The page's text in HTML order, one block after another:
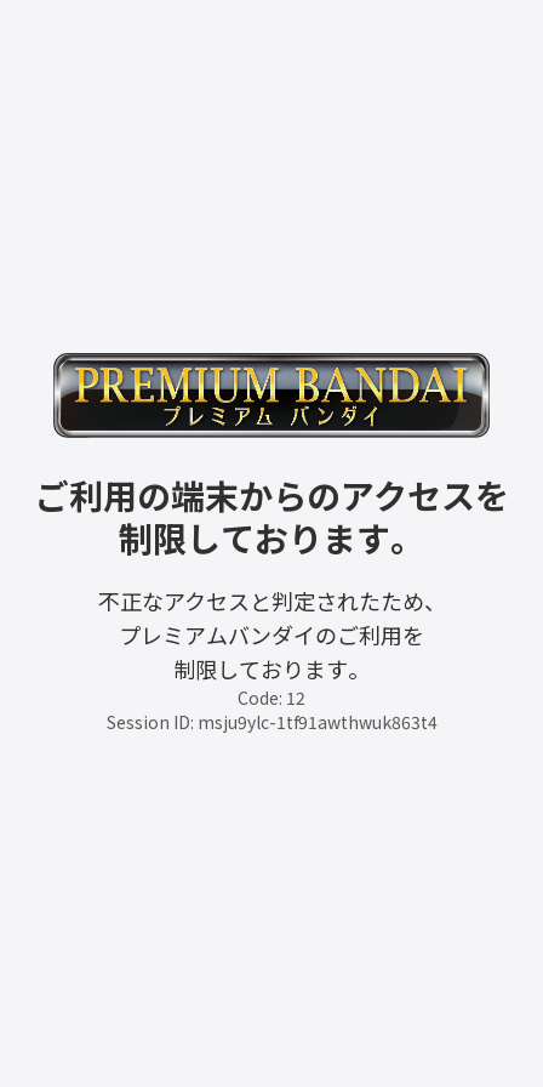
ご利用の端末からのアクセスを
制限しております。
不正なアクセスと判定されたため、
プレミアムバンダイのご利用を
制限しております。
Code: 12
Session ID: msju9ylc-1tf91awthwuk863t4